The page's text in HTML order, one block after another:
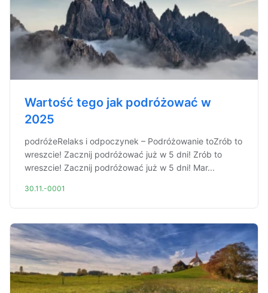
Wartość tego jak podróżować w
2025
podróżeRelaks i odpoczynek – Podróżowanie toZrób to
wreszcie! Zacznij podróżować już w 5 dni! Zrób to
wreszcie! Zacznij podróżować już w 5 dni! Mar...
30.11.-0001